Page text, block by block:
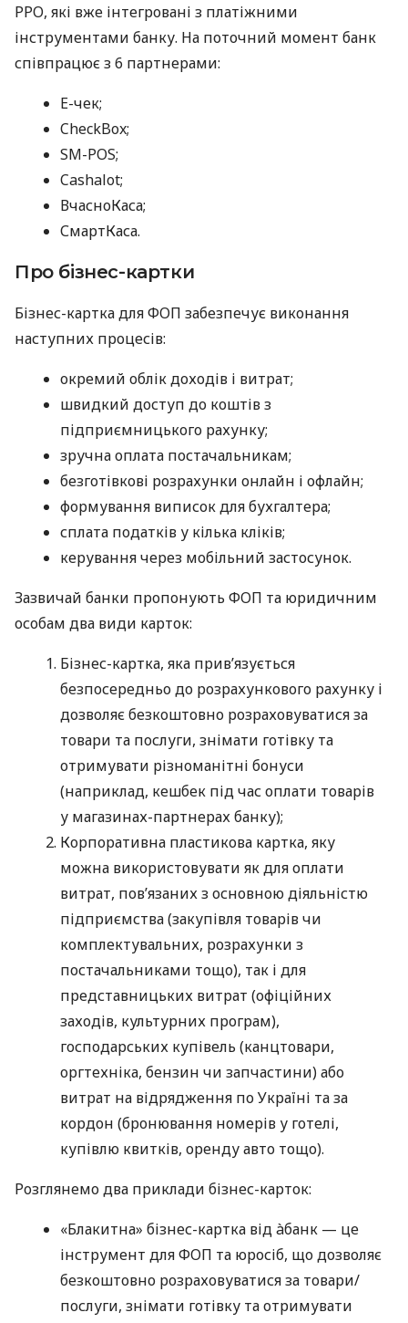
РРО, які вже інтегровані з платіжними
інструментами банку. На поточний момент банк
співпрацює з 6 партнерами:
E-чек;
CheckBox;
SM-POS;
Cashalot;
ВчасноКаса;
СмартКаса.
Про бізнес-картки
Бізнес-картка для ФОП забезпечує виконання
наступних процесів:
окремий облік доходів і витрат;
швидкий доступ до коштів з
підприємницького рахунку;
зручна оплата постачальникам;
безготівкові розрахунки онлайн і офлайн;
формування виписок для бухгалтера;
сплата податків у кілька кліків;
керування через мобільний застосунок.
Зазвичай банки пропонують ФОП та юридичним
особам два види карток:
Бізнес-картка, яка прив’язується
безпосередньо до розрахункового рахунку і
дозволяє безкоштовно розраховуватися за
товари та послуги, знімати готівку та
отримувати різноманітні бонуси
(наприклад, кешбек під час оплати товарів
у магазинах-партнерах банку);
Корпоративна пластикова картка, яку
можна використовувати як для оплати
витрат, пов’язаних з основною діяльністю
підприємства (закупівля товарів чи
комплектувальних, розрахунки з
постачальниками тощо), так і для
представницьких витрат (офіційних
заходів, культурних програм),
господарських купівель (канцтовари,
оргтехніка, бензин чи запчастини) або
витрат на відрядження по Україні та за
кордон (бронювання номерів у готелі,
купівлю квитків, оренду авто тощо).
Розглянемо два приклади бізнес-карток:
«Блакитна» бізнес-картка від àбанк — це
інструмент для ФОП та юросіб, що дозволяє
безкоштовно розраховуватися за товари/
послуги, знімати готівку та отримувати